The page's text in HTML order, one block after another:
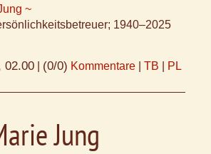
~
1940–2025
02.00 (0/0) Kommentare TB PL
Jung